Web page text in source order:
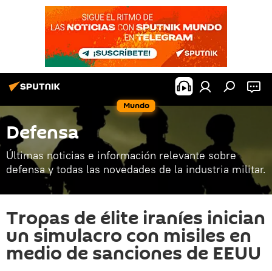
Mundo
Defensa
Últimas noticias e información relevante sobre
defensa y todas las novedades de la industria militar.
Tropas de élite iraníes inician
un simulacro con misiles en
medio de sanciones de EEUU